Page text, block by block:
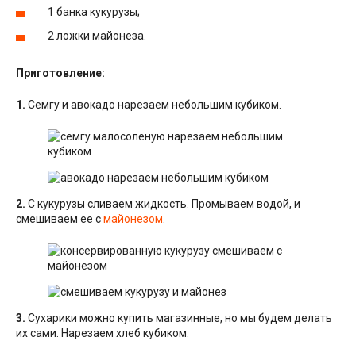
1 банка кукурузы;
2 ложки майонеза.
Приготовление:
1. Семгу и авокадо нарезаем небольшим кубиком.
2. С кукурузы сливаем жидкость. Промываем водой, и
смешиваем ее смайонезом
3. Сухарики можно купить магазинные, но мы будем делать
их сами. Нарезаем хлеб кубиком.